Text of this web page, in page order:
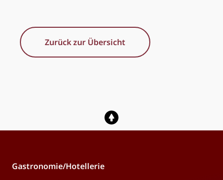
Zurück zur Übersicht
Gastronomie/Hotellerie